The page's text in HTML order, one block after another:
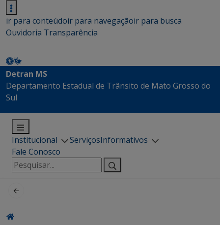
ir para conteúdoir para navegaçãoir para busca
Ouvidoria Transparência
Detran MS
Departamento Estadual de Trânsito de Mato Grosso do
Sul
Institucional ServiçosInformativos
Fale Conosco
Pesquisar
por: